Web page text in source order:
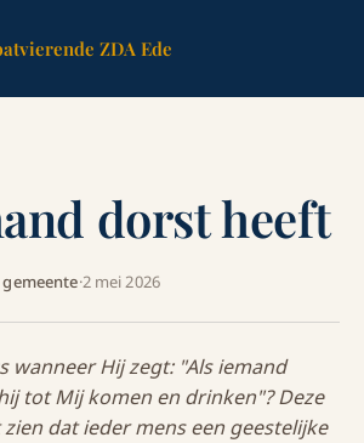
ZDA Ede
dorst heeft
·2 mei 2026
wanneer Hij zegt: "Als iemand
tot Mij komen en drinken"? Deze
dat ieder mens een geestelijke